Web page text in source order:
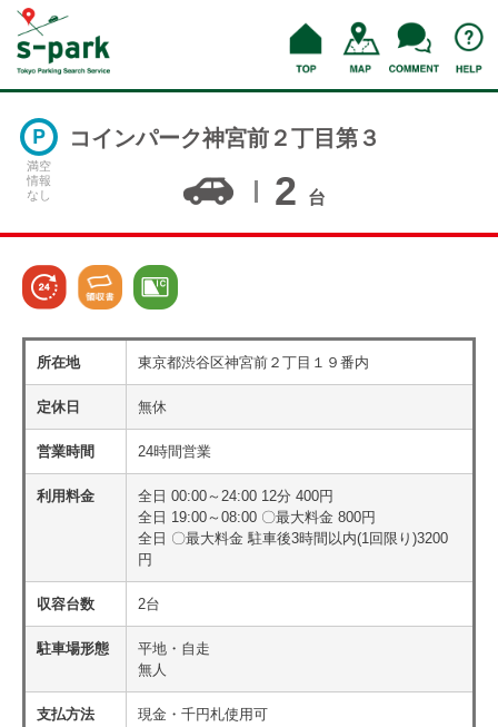
満空
情報
なし
コインパーク神宮前２丁目第３
2 台
所在地 東京都渋谷区神宮前２丁目１９番内
定休日 無休
営業時間 24時間営業
利用料金
全日 00:00～24:00 12分 400円
全日 19:00～08:00 〇最大料金 800円
全日 〇最大料金 駐車後3時間以内(1回限り)3200
円
収容台数 2台
駐車場形態
平地・自走
無人
支払方法
現金・千円札使用可